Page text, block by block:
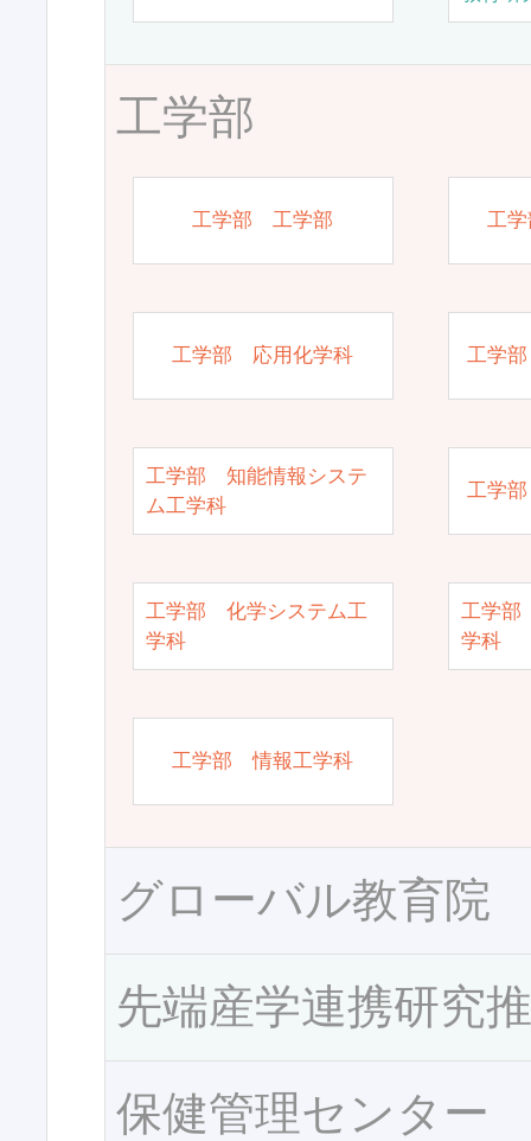
工学部
工学部 工学部 工
工学部 応用化学科 工学
工学部 知能情報システ
ム工学科
工学
工学部 化学システム工
学科
工学部
学科
工学部 情報工学科
グローバル教育院
先端産学連携研究
保健管理センター